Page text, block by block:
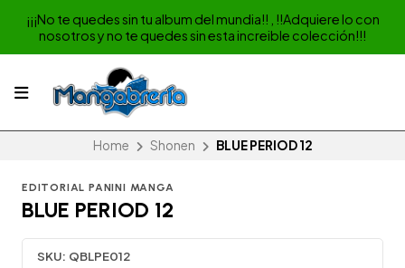
¡¡¡No te quedes sin tu album del mundia!! , !!Adquiere lo con
nosotros y no te quedes sin esta increible colección!!!
Home Shonen BLUE PERIOD 12
EDITORIAL PANINI MANGA
BLUE PERIOD 12
SKU: QBLPE012